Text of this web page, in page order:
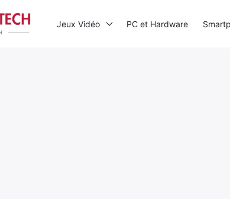
Jeux Vidéo PC et Hardware